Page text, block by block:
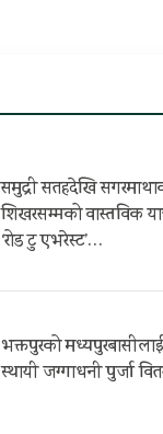
समुद्री सतहदेखि
शिखरसम्मको वास्तविक
‘रोड टु एभरेस्ट’…
भक्तपुरको
स्थायी जग्गाधनी पुर्जा